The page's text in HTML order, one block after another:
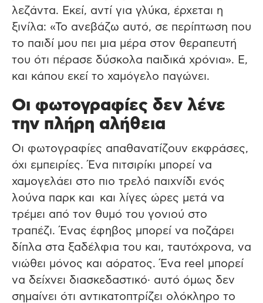
λεζάντα. Εκεί, αντί για γλύκα, έρχεται η
ξινίλα: «Το ανεβάζω αυτό, σε περίπτωση που
το παιδί μου πει μια μέρα στον θεραπευτή
του ότι πέρασε δύσκολα παιδικά χρόνια». Ε,
και κάπου εκεί το χαμόγελο παγώνει.
Οι φωτογραφίες δεν λένε
την πλήρη αλήθεια
Οι φωτογραφίες απαθανατίζουν εκφράσες,
όχι εμπειρίες. Ένα πιτσιρίκι μπορεί να
χαμογελάει στο πιο τρελό παιχνίδι ενός
λούνα παρκ και και λίγες ώρες μετά να
τρέμει από τον θυμό του γονιού στο
τραπέζι. Ένας έφηβος μπορεί να ποζάρει
δίπλα στα ξαδέλφια του και, ταυτόχρονα, να
νιώθει μόνος και αόρατος. Ένα reel μπορεί
να δείχνει διασκεδαστικό∙ αυτό όμως δεν
σημαίνει ότι αντικατοπτρίζει ολόκληρο το